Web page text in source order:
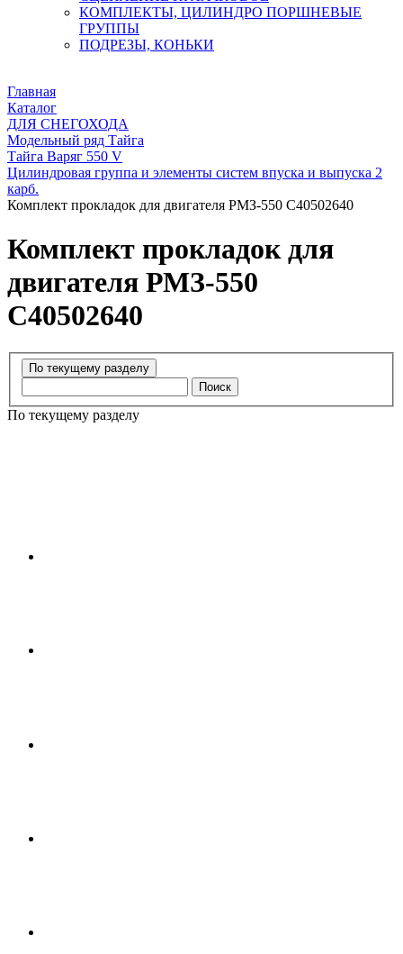
КОМПЛЕКТЫ, ЦИЛИНДРО ПОРШНЕВЫЕ
ГРУППЫ
ПОДРЕЗЫ, КОНЬКИ
Главная
Каталог
ДЛЯ СНЕГОХОДА
Модельный ряд Тайга
Тайга Варяг 550 V
Цилиндровая группа и элементы систем впуска и выпуска 2
карб.
Комплект прокладок для двигателя РМЗ-550 C40502640
Комплект прокладок для
двигателя РМЗ-550
C40502640
Поиск
По текущему разделу